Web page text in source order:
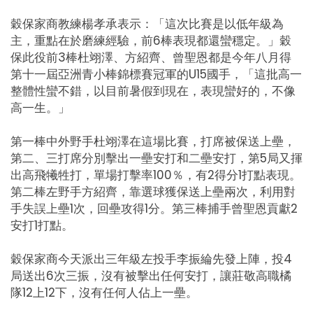
穀保家商教練楊孝承表示：「這次比賽是以低年級為
主，重點在於磨練經驗，前6棒表現都還蠻穩定。」穀
保此役前3棒杜翊澤、方紹齊、曾聖恩都是今年八月得
第十一屆亞洲青小棒錦標賽冠軍的U15國手，「這批高一
整體性蠻不錯，以目前暑假到現在，表現蠻好的，不像
高一生。」
第一棒中外野手杜翊澤在這場比賽，打席被保送上壘，
第二、三打席分別擊出一壘安打和二壘安打，第5局又揮
出高飛犧牲打，單場打擊率100％，有2得分1打點表現。
第二棒左野手方紹齊，靠選球獲保送上壘兩次，利用對
手失誤上壘1次，回壘攻得1分。第三棒捕手曾聖恩貢獻2
安打1打點。
穀保家商今天派出三年級左投手李振綸先發上陣，投4
局送出6次三振，沒有被擊出任何安打，讓莊敬高職橘
隊12上12下，沒有任何人佔上一壘。